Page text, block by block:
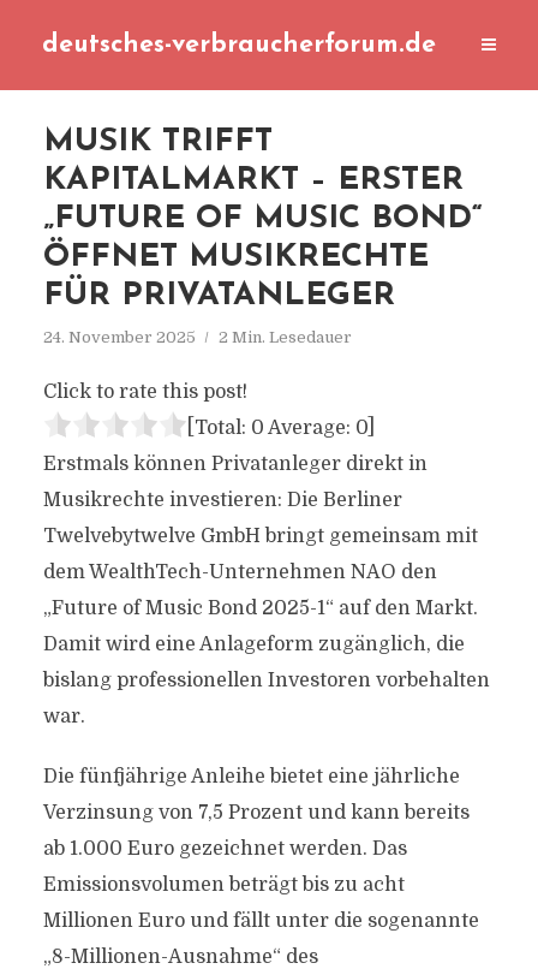
deutsches-verbraucherforum.de
MUSIK TRIFFT
KAPITALMARKT – ERSTER
„FUTURE OF MUSIC BOND“
ÖFFNET MUSIKRECHTE
FÜR PRIVATANLEGER
24. November 2025 2 Min. Lesedauer
Click to rate this post!
[Total: 0 Average: 0]
Erstmals können Privatanleger direkt in
Musikrechte investieren: Die Berliner
Twelvebytwelve GmbH bringt gemeinsam mit
dem WealthTech-Unternehmen NAO den
„Future of Music Bond 2025-1“ auf den Markt.
Damit wird eine Anlageform zugänglich, die
bislang professionellen Investoren vorbehalten
war.
Die fünfjährige Anleihe bietet eine jährliche
Verzinsung von 7,5 Prozent und kann bereits
ab 1.000 Euro gezeichnet werden. Das
Emissionsvolumen beträgt bis zu acht
Millionen Euro und fällt unter die sogenannte
„8-Millionen-Ausnahme“ des